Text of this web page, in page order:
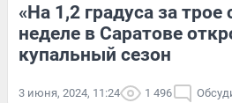
«На 1,2 градуса за трое
неделе в Саратове
купальный сезон
3 июня, 2024, 11:24 1 496